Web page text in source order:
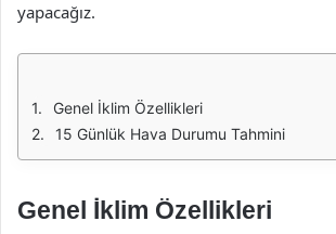
yapacağız.
Genel İklim Özellikleri
15 Günlük Hava Durumu Tahmini
Genel İklim Özellikleri